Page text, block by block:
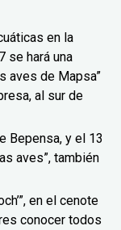
en la
se hará una
aves de Mapsa”
al sur de
Bepensa, y el 13
aves”, también
en el cenote
conocer todos